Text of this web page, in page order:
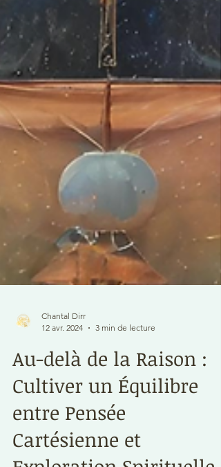
Chantal Dirr
12 avr. 2024
3 min de lecture
Au-delà de la Raison :
Cultiver un Équilibre
entre Pensée